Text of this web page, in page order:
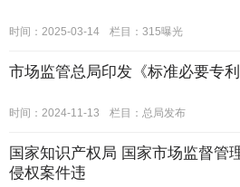
时间：2025-03-14 栏目： 315曝光
市场监管总局印发《标准必要专利
时间：2024-11-13 栏目： 总局发布
国家知识产权局 国家市场监督管
侵权案件违